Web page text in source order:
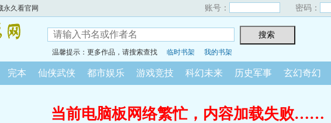
永久看官网 账号： 密码：
温馨提示：更多作品，请搜索查找 临时书架 我的书架
完本 仙侠武侠 都市娱乐 游戏竞技 科幻未来 历史军事 玄幻奇幻
当前电脑板网络繁忙，内容加载失败……